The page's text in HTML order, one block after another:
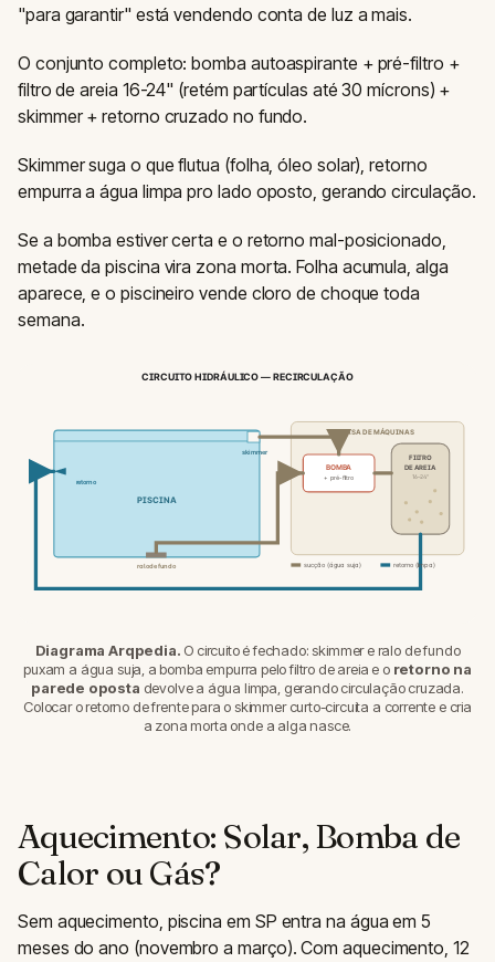
"para garantir" está vendendo conta de luz a mais.
O conjunto completo: bomba autoaspirante + pré-filtro +
filtro de areia 16-24" (retém partículas até 30 mícrons) +
skimmer + retorno cruzado no fundo.
Skimmer suga o que flutua (folha, óleo solar), retorno
empurra a água limpa pro lado oposto, gerando circulação.
Se a bomba estiver certa e o retorno mal-posicionado,
metade da piscina vira zona morta. Folha acumula, alga
aparece, e o piscineiro vende cloro de choque toda
semana.
CIRCUITO HIDRÁULICO — RECIRCULAÇÃO
PISCINA
skimmer
ralo de fundo
retorno
CASA DE MÁQUINAS
BOMBA
+ pré-filtro
FILTRO
DE AREIA
16–24"
sucção (água suja) retorno (limpa)
Diagrama Arqpedia. O circuito é fechado: skimmer e ralo de fundo
puxam a água suja, a bomba empurra pelo filtro de areia e o retorno na
parede oposta devolve a água limpa, gerando circulação cruzada.
Colocar o retorno de frente para o skimmer curto-circuita a corrente e cria
a zona morta onde a alga nasce.
Aquecimento: Solar, Bomba de
Calor ou Gás?
Sem aquecimento, piscina em SP entra na água em 5
meses do ano (novembro a março). Com aquecimento, 12